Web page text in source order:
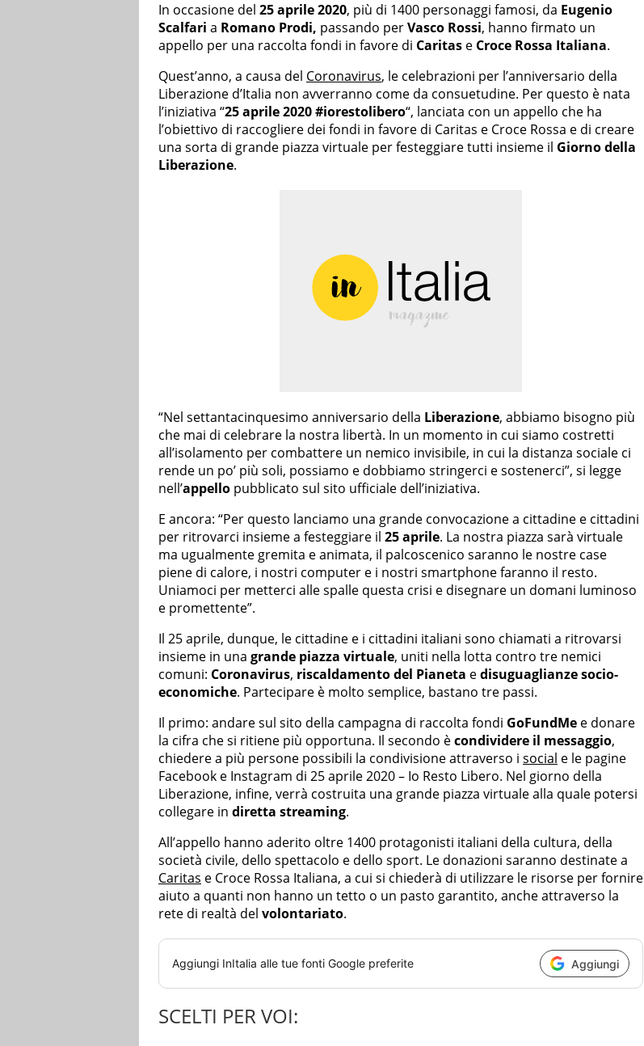
In occasione del 25 aprile 2020, più di 1400 personaggi famosi, da Eugenio
Scalfari a Romano Prodi, passando perVasco Rossi, hanno firmato un
appello per una raccolta fondi in favore di Caritas e Croce Rossa Italiana.
Quest’anno, a causa del Coronavirus, le celebrazioni per l’anniversario della
Liberazione d’Italia non avverranno come da consuetudine. Per questo è nata
l’iniziativa “25 aprile 2020 #iorestolibero“, lanciata con un appello che ha
l’obiettivo di raccogliere dei fondi in favore di Caritas e Croce Rossa e di creare
una sorta di grande piazza virtuale per festeggiare tutti insieme il Giorno della
Liberazione.
“Nel settantacinquesimo anniversario della Liberazione, abbiamo bisogno più
che mai di celebrare la nostra libertà. In un momento in cui siamo costretti
all’isolamento per combattere un nemico invisibile, in cui la distanza sociale ci
rende un po’ più soli, possiamo e dobbiamo stringerci e sostenerci”, si legge
nell’appello pubblicato sul sito ufficiale dell’iniziativa.
E ancora: “Per questo lanciamo una grande convocazione a cittadine e cittadini
per ritrovarci insieme a festeggiare il 25 aprile. La nostra piazza sarà virtuale
ma ugualmente gremita e animata, il palcoscenico saranno le nostre case
piene di calore, i nostri computer e i nostri smartphone faranno il resto.
Uniamoci per metterci alle spalle questa crisi e disegnare un domani luminoso
e promettente”.
Il 25 aprile, dunque, le cittadine e i cittadini italiani sono chiamati a ritrovarsi
insieme in una grande piazza virtuale, uniti nella lotta contro tre nemici
comuni: Coronavirus, riscaldamento del Pianeta edisuguaglianze socio-
economiche. Partecipare è molto semplice, bastano tre passi.
Il primo: andare sul sito della campagna di raccolta fondi GoFundMe e donare
la cifra che si ritiene più opportuna. Il secondo ècondividere il messaggio,
chiedere a più persone possibili la condivisione attraverso i social e le pagine
Facebook e Instagram di 25 aprile 2020 – Io Resto Libero. Nel giorno della
Liberazione, infine, verrà costruita una grande piazza virtuale alla quale potersi
collegare in diretta streaming.
All’appello hanno aderito oltre 1400 protagonisti italiani della cultura, della
società civile, dello spettacolo e dello sport. Le donazioni saranno destinate a
Caritas e Croce Rossa Italiana, a cui si chiederà di utilizzare le risorse per fornire
aiuto a quanti non hanno un tetto o un pasto garantito, anche attraverso la
rete di realtà del volontariato.
Aggiungi InItalia alle tue fonti Google preferite Aggiungi
SCELTI PER VOI: